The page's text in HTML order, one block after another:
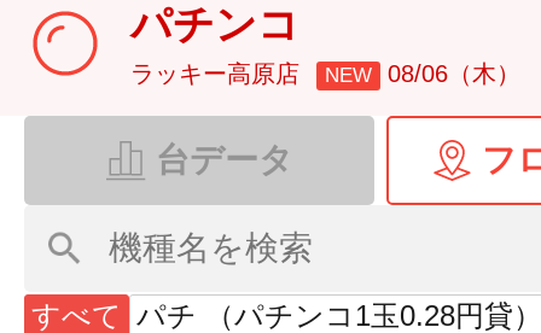
パチンコ
ラッキー高原店 NEW 08/06（木）
台データ フ
すべて パチ （パチンコ1玉0.28円貸）